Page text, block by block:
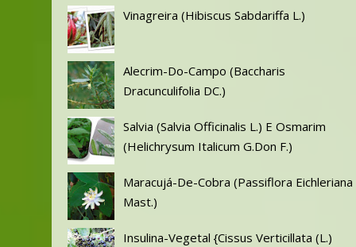
Vinagreira (Hibiscus Sabdariffa L.)
Alecrim-Do-Campo (Baccharis
Dracunculifolia DC.)
Salvia (Salvia Officinalis L.) E Osmarim
(Helichrysum Italicum G.Don F.)
Maracujá-De-Cobra (Passiflora Eichleriana
Mast.)
Insulina-Vegetal {Cissus Verticillata (L.)